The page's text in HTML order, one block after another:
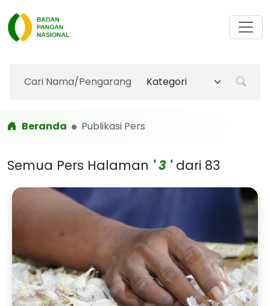
Beranda Publikasi Pers
Semua Pers Halaman ' 3 'dari 83